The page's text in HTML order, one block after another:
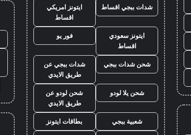
شدات ببجي اقساط
ايتونز امريكي
اقساط
ايتونز سعودي
اقساط
فور يو
شحن شدات ببجي
شدات ببجي عن
طريق الايدي
شحن يلا لودو
شحن لودو عن
طريق الايدي
شعبية ببجي بطاقات ايتونز